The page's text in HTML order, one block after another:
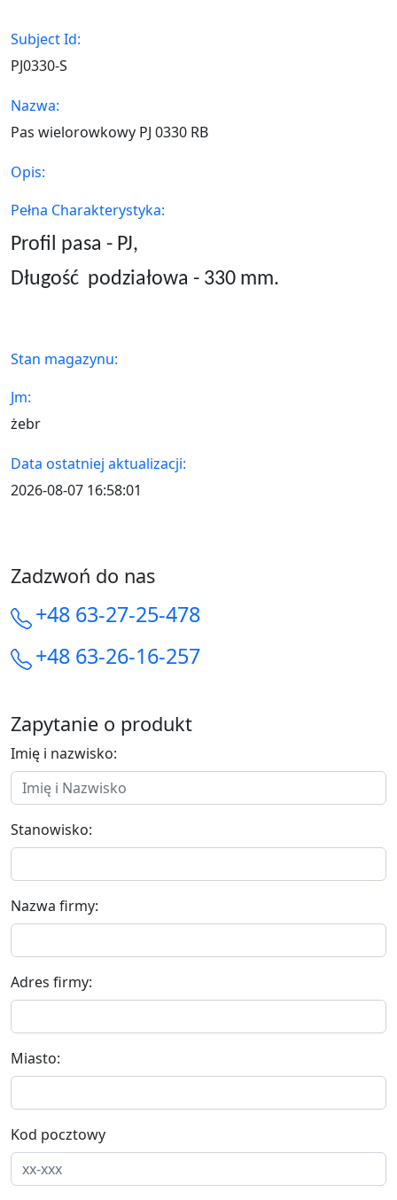
Subject Id:
PJ0330-S
Nazwa:
Pas wielorowkowy PJ 0330 RB
Opis:
Pełna Charakterystyka:
Profil pasa - PJ,
Długość podziałowa - 330 mm.
Stan magazynu:
Jm:
żebr
Data ostatniej aktualizacji:
2026-08-07 16:58:01
Zadzwoń do nas
+48 63-27-25-478
+48 63-26-16-257
Zapytanie o produkt
Imię i nazwisko:
Stanowisko:
Nazwa firmy:
Adres firmy:
Miasto:
Kod pocztowy